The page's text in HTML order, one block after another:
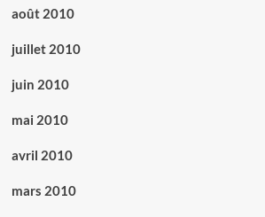
août 2010
juillet 2010
juin 2010
mai 2010
avril 2010
mars 2010